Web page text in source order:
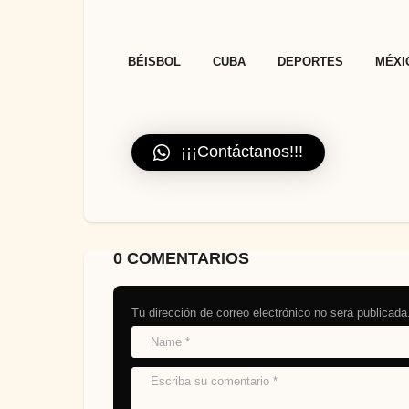
BÉISBOL CUBA DEPORTES
¡¡¡Contáctanos!!!
0 COMENTARIOS
Tu dirección de correo electrónico no será publicada.